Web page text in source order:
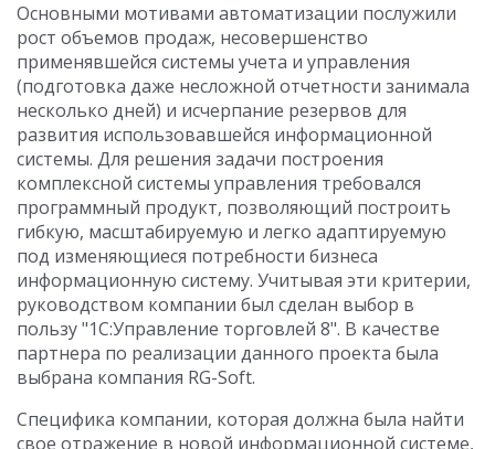
Основными мотивами автоматизации послужили
рост объемов продаж, несовершенство
применявшейся системы учета и управления
(подготовка даже несложной отчетности занимала
несколько дней) и исчерпание резервов для
развития использовавшейся информационной
системы. Для решения задачи построения
комплексной системы управления требовался
программный продукт, позволяющий построить
гибкую, масштабируемую и легко адаптируемую
под изменяющиеся потребности бизнеса
информационную систему. Учитывая эти критерии,
руководством компании был сделан выбор в
пользу "1С:Управление торговлей 8". В качестве
партнера по реализации данного проекта была
выбрана компания RG-Soft.
Специфика компании, которая должна была найти
свое отражение в новой информационной системе,